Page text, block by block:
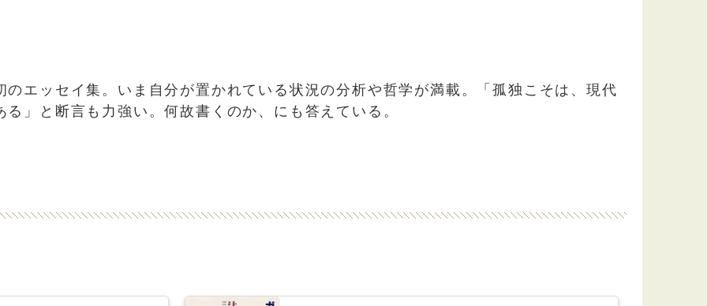
エッセイ集。いま自分が置かれている状況の分析や哲学が満載。「孤独こそは、現代
」と断言も力強い。何故書くのか、にも答えている。